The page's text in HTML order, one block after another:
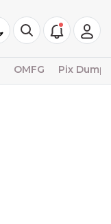
OMFG Pix Dump